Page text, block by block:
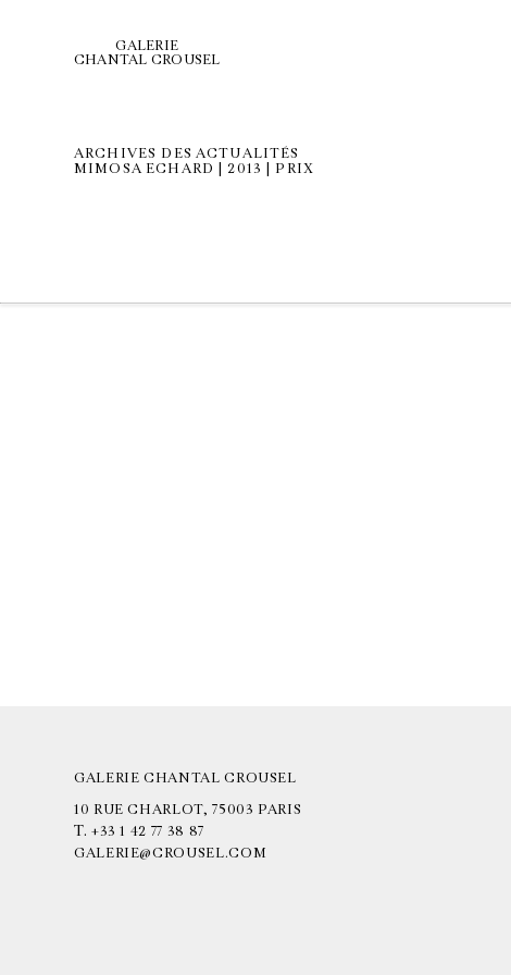
GALERIE
CHANTAL CROUSEL
ARCHIVES DES ACTUALITÉS
MIMOSA ECHARD | 2013 | PRIX
GALERIE CHANTAL CROUSEL
10 RUE CHARLOT, 75003 PARIS
T. +33 1 42 77 38 87
GALERIE@CROUSEL.COM